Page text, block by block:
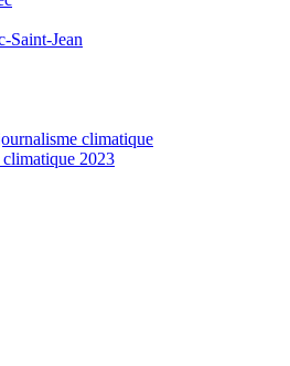
Saint-Jean
climatique
climatique 2023